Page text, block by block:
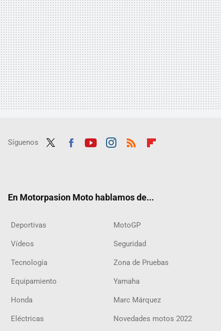
Síguenos
En Motorpasion Moto hablamos de...
Deportivas MotoGP
Vídeos Seguridad
Tecnología Zona de Pruebas
Equipamiento Yamaha
Honda Marc Márquez
Eléctricas Novedades motos 2022